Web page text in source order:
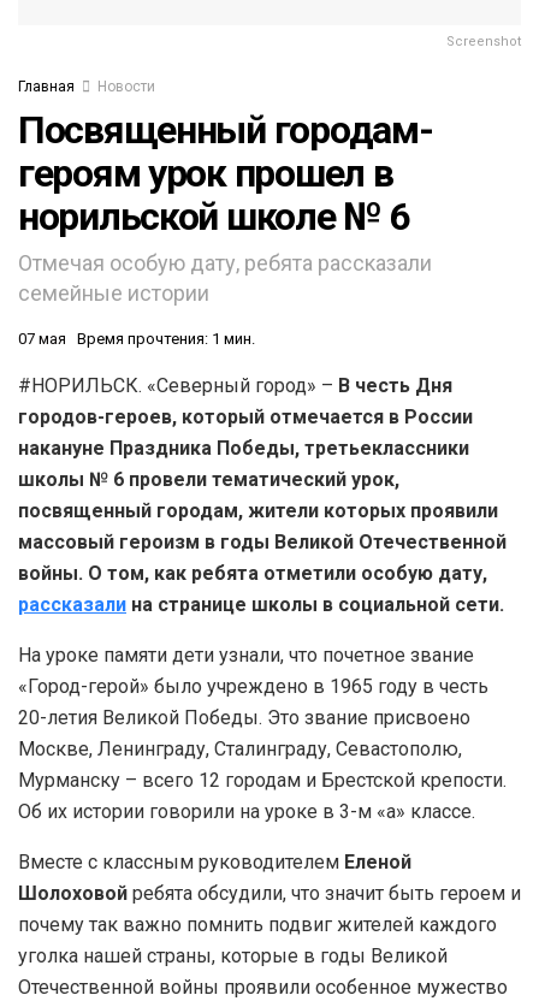
Screenshot
Главная Новости
Посвященный городам-
героям урок прошел в
норильской школе № 6
Отмечая особую дату, ребята рассказали
семейные истории
07 мая Время прочтения: 1 мин.
#НОРИЛЬСК. «Северный город» – В честь Дня
городов-героев, который отмечается в России
накануне Праздника Победы, третьеклассники
школы № 6 провели тематический урок,
посвященный городам, жители которых проявили
массовый героизм в годы Великой Отечественной
войны. О том, как ребята отметили особую дату,
рассказали на странице школы в социальной сети.
На уроке памяти дети узнали, что почетное звание
«Город-герой» было учреждено в 1965 году в честь
20-летия Великой Победы. Это звание присвоено
Москве, Ленинграду, Сталинграду, Севастополю,
Мурманску – всего 12 городам и Брестской крепости.
Об их истории говорили на уроке в 3-м «а» классе.
Вместе с классным руководителем Еленой
Шолоховой ребята обсудили, что значит быть героем и
почему так важно помнить подвиг жителей каждого
уголка нашей страны, которые в годы Великой
Отечественной войны проявили особенное мужество